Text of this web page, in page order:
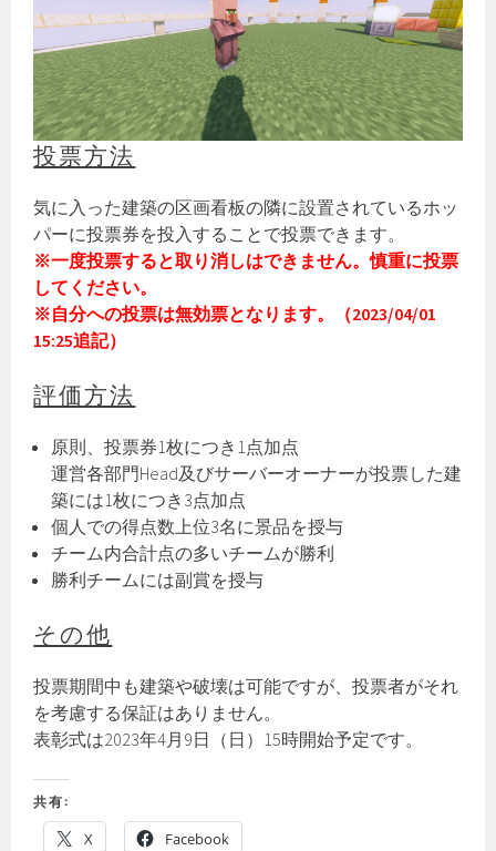
投票方法
気に入った建築の区画看板の隣に設置されているホッ
パーに投票券を投入することで投票できます。
※一度投票すると取り消しはできません。慎重に投票
してください。
※自分への投票は無効票となります。（2023/04/01
15:25追記）
評価方法
原則、投票券1枚につき1点加点
運営各部門Head及びサーバーオーナーが投票した建
築には1枚につき3点加点
個人での得点数上位3名に景品を授与
チーム内合計点の多いチームが勝利
勝利チームには副賞を授与
その他
投票期間中も建築や破壊は可能ですが、投票者がそれ
を考慮する保証はありません。
表彰式は2023年4月9日（日）15時開始予定です。
共有:
X Facebook